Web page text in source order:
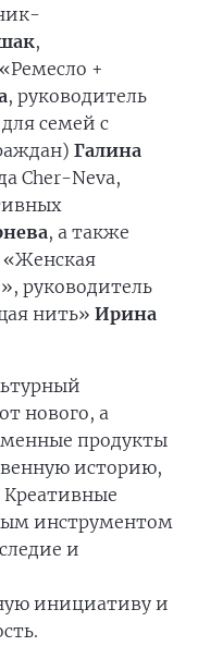
,
+
, руководитель
семей с
Галина
Cher-Neva,
, а также
«Женская
руководитель
нить» Ирина
нового, а
продукты
историю,
инструментом
и
инициативу и